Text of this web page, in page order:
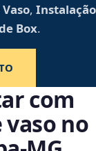
, Instalação
Box.
com
no